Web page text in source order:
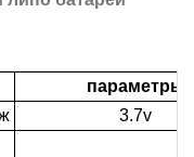
параметры
3.7v